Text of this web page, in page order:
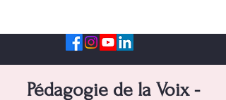
Pédagogie de la Voix -